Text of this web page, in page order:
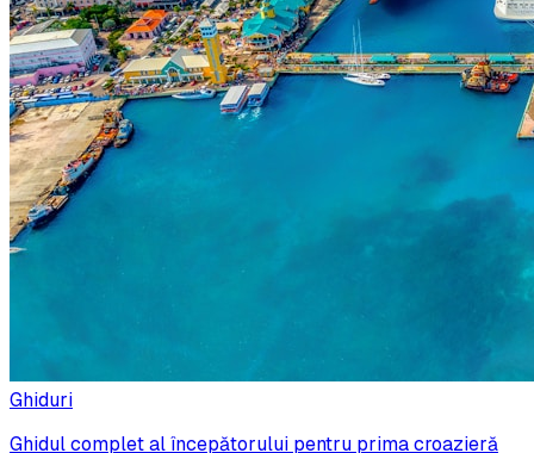
Ghiduri
Ghidul complet al începătorului pentru prima croazieră